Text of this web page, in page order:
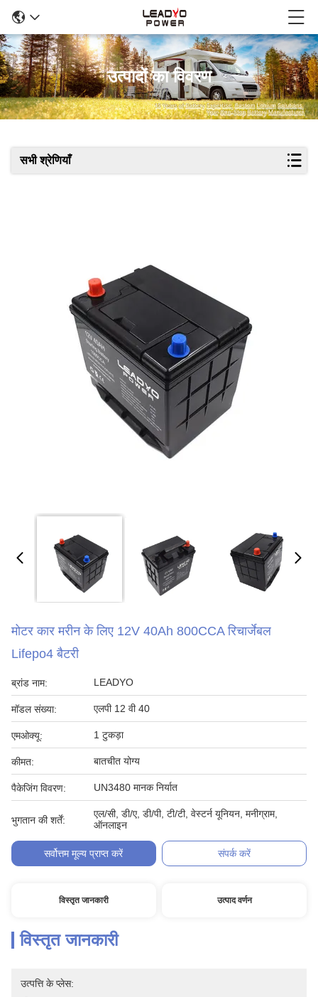
उत्पादों का विवरण
सभी श्रेणियाँ
मोटर कार मरीन के लिए 12V 40Ah 800CCA रिचार्जेबल
Lifepo4 बैटरी
ब्रांड नाम: LEADYO
मॉडल संख्या: एलपी 12 वी 40
एमओक्यू: 1 टुकड़ा
कीमत: बातचीत योग्य
पैकेजिंग विवरण: UN3480 मानक निर्यात
भुगतान की शर्तें:
एल/सी, डी/ए, डी/पी, टी/टी, वेस्टर्न यूनियन, मनीग्राम,
ऑनलाइन
सर्वोत्तम मूल्य प्राप्त करें संपर्क करें
विस्तृत जानकारी उत्पाद वर्णन
विस्तृत जानकारी
उत्पत्ति के प्लेस: